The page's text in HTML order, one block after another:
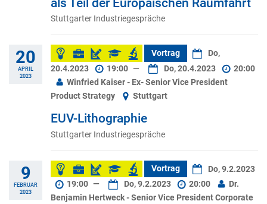
als Teil der Europäischen Raumfahrt
Stuttgarter Industriegespräche
20
APRIL
2023
Vortrag
Do,
20.4.2023
19:00 — Do, 20.4.2023
20:00
Winfried Kaiser - Ex- Senior Vice President
Product Strategy
Stuttgart
EUV-Lithographie
Stuttgarter Industriegespräche
9
FEBRUAR
2023
Vortrag
Do, 9.2.2023
19:00 — Do, 9.2.2023 20:00
Dr.
Benjamin Hertweck - Senior Vice President Corporate